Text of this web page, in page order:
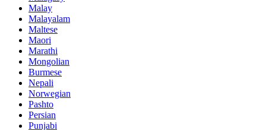
Malay
Malayalam
Maltese
Maori
Marathi
Mongolian
Burmese
Nepali
Norwegian
Pashto
Persian
Punjabi